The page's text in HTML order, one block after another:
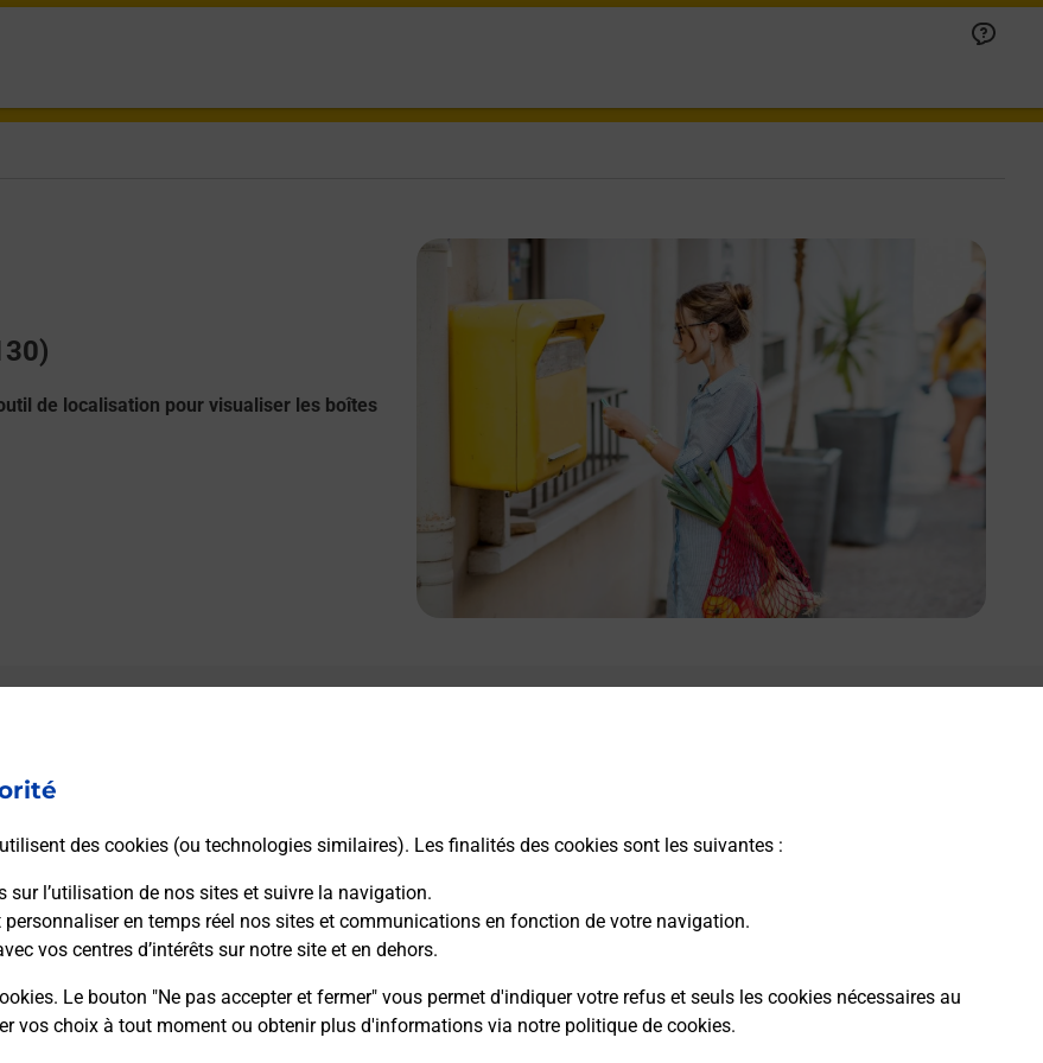
utilisent des cookies (ou technologies similaires). Les finalités des cookies sont les suivantes :
l’utilisation de nos sites et suivre la navigation.
en temps réel nos sites et communications en fonction de votre navigation.
vos centres d’intérêts sur notre site et en dehors.
Le bouton "Ne pas accepter et fermer" vous permet d'indiquer votre refus et seuls les cookies nécessaires au
vos choix à tout moment ou obtenir plus d'informations via notre politique de cookies.
de localisation pour visualiser les boîtes